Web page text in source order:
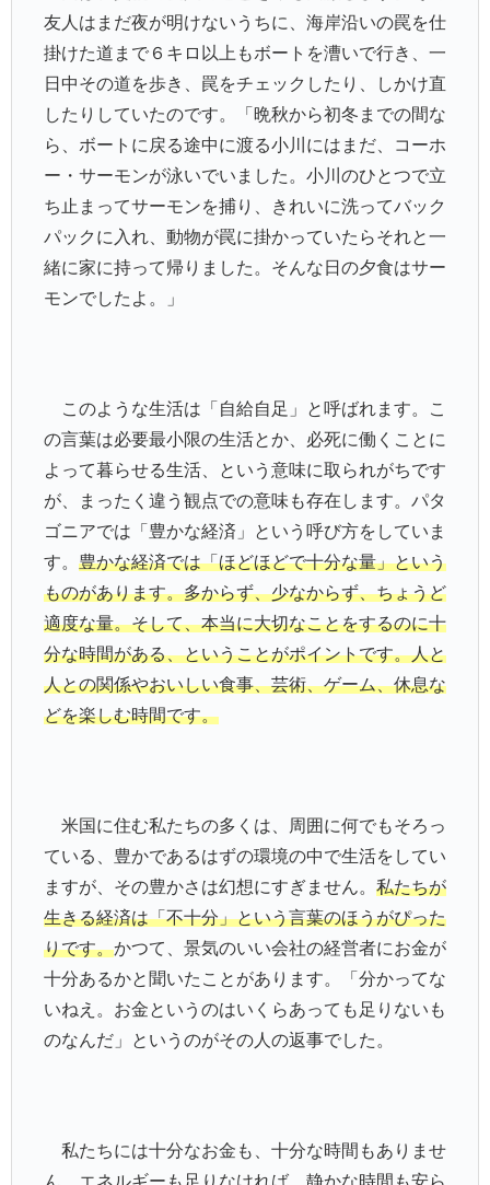
友人はまだ夜が明けないうちに、海岸沿いの罠を仕
掛けた道まで６キロ以上もボートを漕いで行き、一
日中その道を歩き、罠をチェックしたり、しかけ直
したりしていたのです。「晩秋から初冬までの間な
ら、ボートに戻る途中に渡る小川にはまだ、コーホ
ー・サーモンが泳いでいました。小川のひとつで立
ち止まってサーモンを捕り、きれいに洗ってバック
パックに入れ、動物が罠に掛かっていたらそれと一
緒に家に持って帰りました。そんな日の夕食はサー
モンでしたよ。」
このような生活は「自給自足」と呼ばれます。こ
の言葉は必要最小限の生活とか、必死に働くことに
よって暮らせる生活、という意味に取られがちです
が、まったく違う観点での意味も存在します。パタ
ゴニアでは「豊かな経済」という呼び方をしていま
す。 豊かな経済では「ほどほどで十分な量」という
ものがあります。多からず、少なからず、ちょうど
適度な量。そして、本当に大切なことをするのに十
分な時間がある、ということがポイントです。人と
人との関係やおいしい食事、芸術、ゲーム、休息な
どを楽しむ時間です。
米国に住む私たちの多くは、周囲に何でもそろっ
ている、豊かであるはずの環境の中で生活をしてい
ますが、その豊かさは幻想にすぎません。 私たちが
生きる経済は「不十分」という言葉のほうがぴった
りです。かつて、景気のいい会社の経営者にお金が
十分あるかと聞いたことがあります。「分かってな
いねえ。お金というのはいくらあっても足りないも
のなんだ」というのがその人の返事でした。
私たちには十分なお金も、十分な時間もありませ
ん。エネルギーも足りなければ、静かな時間も安ら